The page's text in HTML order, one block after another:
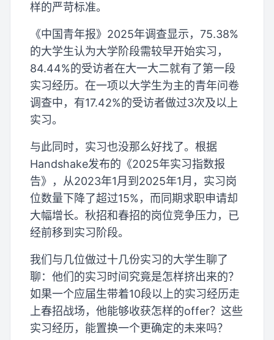
样的严苛标准。
《中国青年报》2025年调查显示，75.38%
的大学生认为大学阶段需较早开始实习，
84.44%的受访者在大一大二就有了第一段
实习经历。在一项以大学生为主的青年问卷
调查中，有17.42%的受访者做过3次及以上
实习。
与此同时，实习也没那么好找了。根据
Handshake发布的《2025年实习指数报
告》，从2023年1月到2025年1月，实习岗
位数量下降了超过15%，而同期求职申请却
大幅增长。秋招和春招的岗位竞争压力，已
经前移到实习阶段。
我们与几位做过十几份实习的大学生聊了
聊：他们的实习时间究竟是怎样挤出来的？
如果一个应届生带着10段以上的实习经历走
上春招战场，他能够收获怎样的offer？这些
实习经历，能置换一个更确定的未来吗？